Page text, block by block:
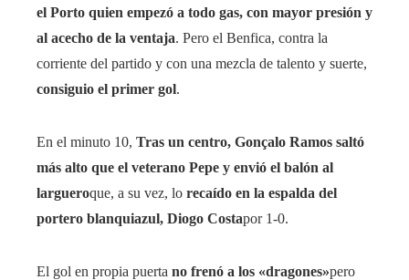
el Porto quien empezó a todo gas, con mayor presión y
al acecho de la ventaja. Pero el Benfica, contra la
corriente del partido y con una mezcla de talento y suerte,
consiguio el primer gol.
En el minuto 10, Tras un centro, Gonçalo Ramos saltó
más alto que el veterano Pepe y envió el balón al
largueroque, a su vez, lo recaído en la espalda del
portero blanquiazul, Diogo Costapor 1-0.
El gol en propia puerta no frenó a los «dragones»pero